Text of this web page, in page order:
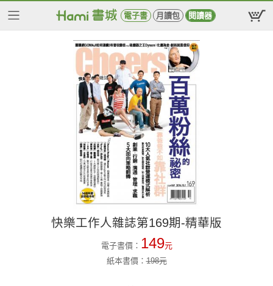
電子書 月讀包 閱讀器
快樂工作人雜誌第169期-精華版
電子書價： 149元
紙本書價：198元